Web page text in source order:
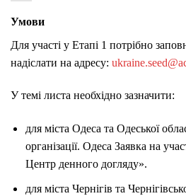
Умови
Для участі у Етапі 1 потрібно
надіслати на адресу:
У темі листа необхідно зазначити:
для міста Одеса та Одеської
організації. Одеса Заявка на
Центр денного догляду».
для міста Чернігів та